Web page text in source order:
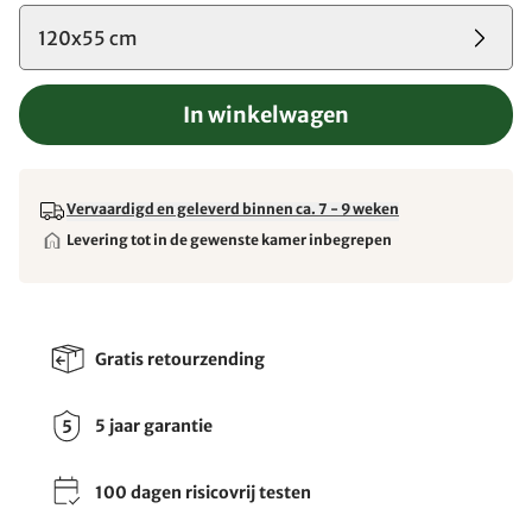
120x55 cm
In winkelwagen
Vervaardigd en geleverd binnen ca. 7 - 9 weken
Levering tot in de gewenste kamer inbegrepen
Gratis retourzending
5 jaar garantie
100 dagen risicovrij testen